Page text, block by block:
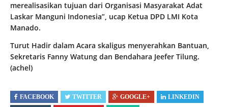
merealisasikan tujuan dari Organisasi Masyarakat Adat
Laskar Manguni Indonesia”, ucap Ketua DPD LMI Kota
Manado.
Turut Hadir dalam Acara skaligus menyerahkan Bantuan,
Sekretaris Fanny Watung dan Bendahara Jeefer Tilung.
(achel)
FACEBOOK TWITTER GOOGLE+
LINKEDIN